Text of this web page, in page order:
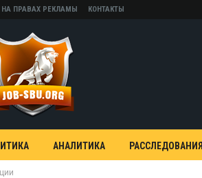
НА ПРАВАХ РЕКЛАМЫ КОНТАКТЫ
АНАЛИТИКА РАССЛЕДОВАНИЯ